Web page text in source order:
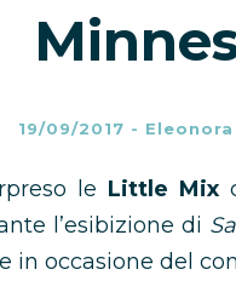
19/09/2017 -
le Little Mix
l’esibizione di
in occasione del